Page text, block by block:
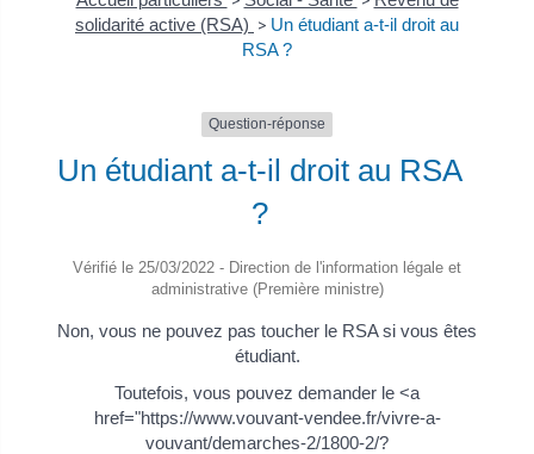
solidarité active (RSA) > Un étudiant a-t-il droit au
RSA ?
Question-réponse
Un étudiant a-t-il droit au RSA
?
Vérifié le 25/03/2022 - Direction de l'information légale et
administrative (Première ministre)
Non, vous ne pouvez pas toucher le RSA si vous êtes
étudiant.
Toutefois, vous pouvez demander le <a
href="https://www.vouvant-vendee.fr/vivre-a-
vouvant/demarches-2/1800-2/?